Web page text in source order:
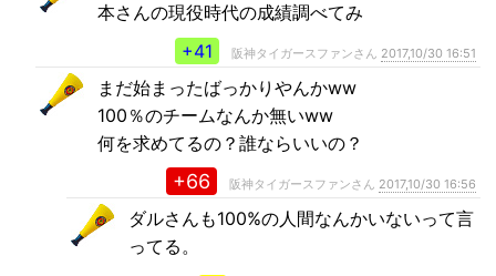
本さんの現役時代の成績調べてみ
+41
阪神タイガースファンさん 2017,10/30 16:51
まだ始まったばっかりやんかww
100％のチームなんか無いww
何を求めてるの？誰ならいいの？
+66 阪神タイガースファンさん 2017,10/30 16:56
ダルさんも100%の人間なんかいないって言
ってる。